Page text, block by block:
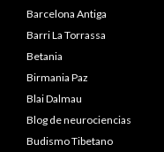
Barcelona Antiga
Barri La Torrassa
Betania
Birmania Paz
Blai Dalmau
Blog de neurociencias
Budismo Tibetano